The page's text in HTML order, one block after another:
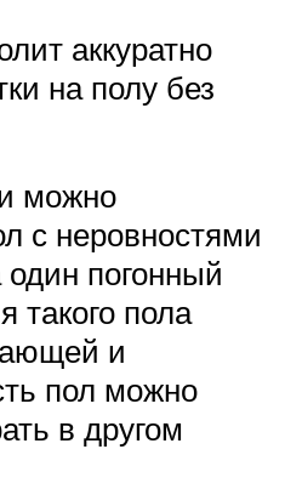
аккуратно
на полу без
можно
с неровностями
погонный
такого пола
и
пол можно
в другом